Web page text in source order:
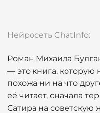
Нейросеть ChatInfo:
Роман Михаила
— это книга, которую
похожа ни на что
её читает, сначала
Сатира на советскую